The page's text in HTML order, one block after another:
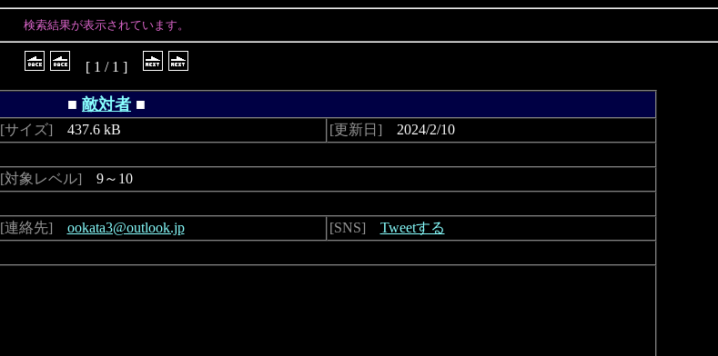
検索結果が表示されています。
[ 1 / 1 ]
■ 敵対者 ■
[サイズ] 437.6 kB [更新日] 2024/2/10
[対象レベル] 9～10
[連絡先] ookata3@outlook.jp [SNS]
Tweetする